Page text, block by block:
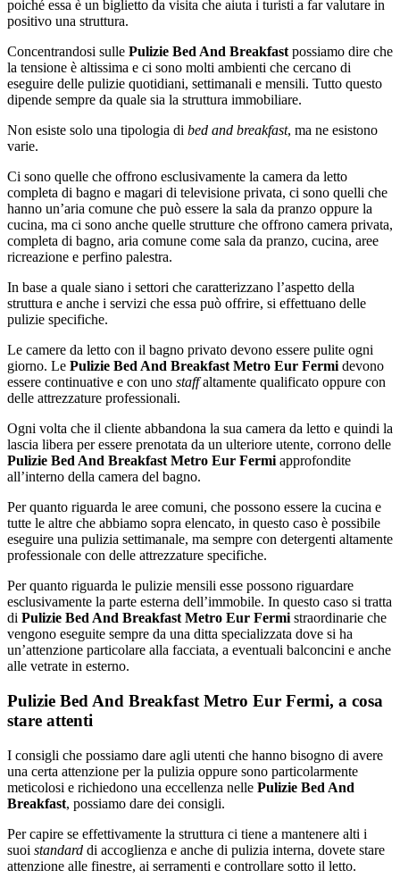
poiché essa è un biglietto da visita che aiuta i turisti a far valutare in
positivo una struttura.
Concentrandosi sulle Pulizie Bed And Breakfast possiamo dire che
la tensione è altissima e ci sono molti ambienti che cercano di
eseguire delle pulizie quotidiani, settimanali e mensili. Tutto questo
dipende sempre da quale sia la struttura immobiliare.
Non esiste solo una tipologia di bed and breakfast, ma ne esistono
varie.
Ci sono quelle che offrono esclusivamente la camera da letto
completa di bagno e magari di televisione privata, ci sono quelli che
hanno un’aria comune che può essere la sala da pranzo oppure la
cucina, ma ci sono anche quelle strutture che offrono camera privata,
completa di bagno, aria comune come sala da pranzo, cucina, aree
ricreazione e perfino palestra.
In base a quale siano i settori che caratterizzano l’aspetto della
struttura e anche i servizi che essa può offrire, si effettuano delle
pulizie specifiche.
Le camere da letto con il bagno privato devono essere pulite ogni
giorno. Le Pulizie Bed And Breakfast Metro Eur Fermi devono
essere continuative e con uno staffaltamente qualificato oppure con
delle attrezzature professionali.
Ogni volta che il cliente abbandona la sua camera da letto e quindi la
lascia libera per essere prenotata da un ulteriore utente, corrono delle
Pulizie Bed And Breakfast Metro Eur Fermi approfondite
all’interno della camera del bagno.
Per quanto riguarda le aree comuni, che possono essere la cucina e
tutte le altre che abbiamo sopra elencato, in questo caso è possibile
eseguire una pulizia settimanale, ma sempre con detergenti altamente
professionale con delle attrezzature specifiche.
Per quanto riguarda le pulizie mensili esse possono riguardare
esclusivamente la parte esterna dell’immobile. In questo caso si tratta
di Pulizie Bed And Breakfast Metro Eur Fermi straordinarie che
vengono eseguite sempre da una ditta specializzata dove si ha
un’attenzione particolare alla facciata, a eventuali balconcini e anche
alle vetrate in esterno.
Pulizie Bed And Breakfast Metro Eur Fermi, a cosa
stare attenti
I consigli che possiamo dare agli utenti che hanno bisogno di avere
una certa attenzione per la pulizia oppure sono particolarmente
meticolosi e richiedono una eccellenza nelle Pulizie Bed And
Breakfast, possiamo dare dei consigli.
Per capire se effettivamente la struttura ci tiene a mantenere alti i
suoi standard di accoglienza e anche di pulizia interna, dovete stare
attenzione alle finestre, ai serramenti e controllare sotto il letto.